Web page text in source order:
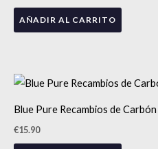
AÑADIR AL CARRITO
¡NOVEDAD!
Blue Pure Recambios de
€15.90